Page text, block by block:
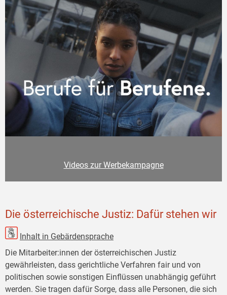
Videos zur Werbekampagne
Die österreichische Justiz: Dafür stehen wir
Inhalt in Gebärdensprache
Die Mitarbeiter:innen der österreichischen Justiz
gewährleisten, dass gerichtliche Verfahren fair und von
politischen sowie sonstigen Einflüssen unabhängig geführt
werden. Sie tragen dafür Sorge, dass alle Personen, die sich